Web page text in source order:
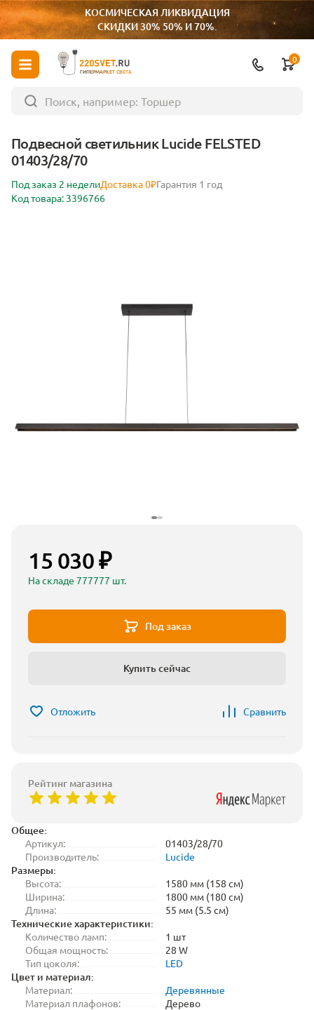
КОСМИЧЕСКАЯ ЛИКВИДАЦИЯ
СКИДКИ 30% 50% И 70%.
ГИПЕРМАРКЕТ СВЕТА
0
Подвесной светильник Lucide FELSTED
01403/28/70
Под заказ 2 неделиДоставка 0₽Гарантия 1 год
Код товара: 3396766
Общее:
Артикул:
01403/28/70
Производитель:
Lucide
Размеры:
Высота:
1580 мм (158 см)
Ширина:
1800 мм (180 см)
Длина:
55 мм (5.5 см)
Технические характеристики:
Количество ламп:
1 шт
Общая мощность:
28 W
Тип цоколя:
LED
Цвет и материал:
Материал:
Деревянные
Материал плафонов:
Дерево
15 030 ₽
На складе 777777 шт.
Под заказ
Купить сейчас
Отложить Сравнить
Рейтинг магазина